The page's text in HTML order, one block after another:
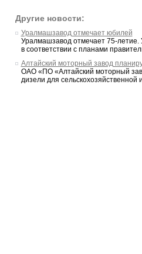
Другие новости:
Уралмашзавод отмечает юбилей
Уралмашзавод отмечает 75-летие.
в соответствии с планами
Алтайский моторный завод
ОАО «ПО «Алтайский моторный
дизели для сельскохозяйственной